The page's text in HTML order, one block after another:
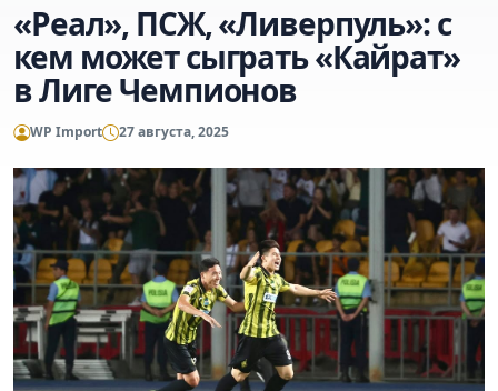
«Реал», ПСЖ, «Ливерпуль»: с
кем может сыграть «Кайрат»
в Лиге Чемпионов
WP Import 27 августа, 2025